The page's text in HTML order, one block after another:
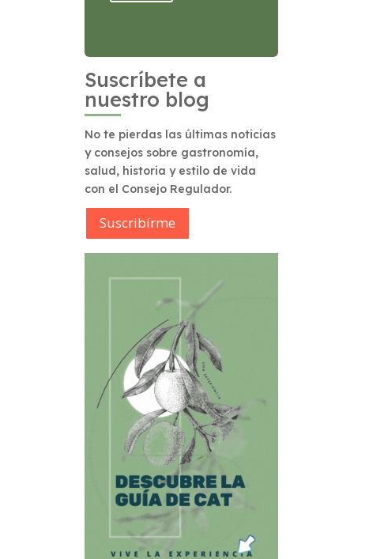
Suscríbete a
nuestro blog
No te pierdas las últimas noticias
y consejos sobre gastronomía,
salud, historia y estilo de vida
con el Consejo Regulador.
Suscribírme